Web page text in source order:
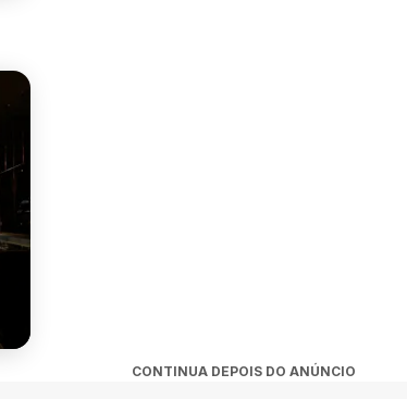
CONTINUA DEPOIS DO ANÚNCIO